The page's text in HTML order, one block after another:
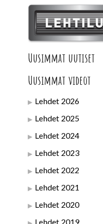
Uusimmat uutiset
Uusimmat videot
Lehdet 2026
Lehdet 2025
Lehdet 2024
Lehdet 2023
Lehdet 2022
Lehdet 2021
Lehdet 2020
Lehdet 2019